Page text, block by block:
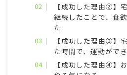
【成功した理由②】
継続したことで、食
た
【成功した理由③】
た時間で、運動がで
【成功した理由④】